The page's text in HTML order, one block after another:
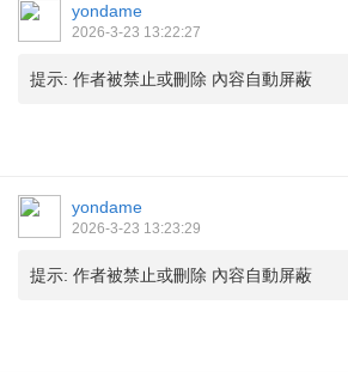
yondame
2026-3-23 13:22:27
提示: 作者被禁止或刪除 內容自動屏蔽
yondame
2026-3-23 13:23:29
提示: 作者被禁止或刪除 內容自動屏蔽